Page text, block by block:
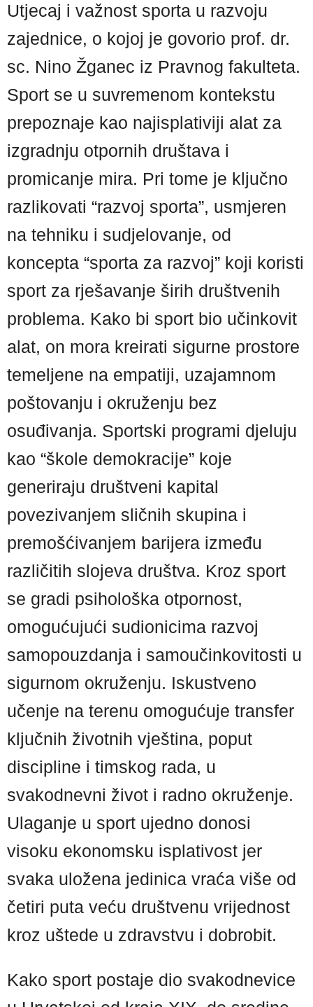
Utjecaj i važnost sporta u razvoju
zajednice, o kojoj je govorio prof. dr.
sc. Nino Žganec iz Pravnog fakulteta.
Sport se u suvremenom kontekstu
prepoznaje kao najisplativiji alat za
izgradnju otpornih društava i
promicanje mira. Pri tome je ključno
razlikovati “razvoj sporta”, usmjeren
na tehniku i sudjelovanje, od
koncepta “sporta za razvoj” koji koristi
sport za rješavanje širih društvenih
problema. Kako bi sport bio učinkovit
alat, on mora kreirati sigurne prostore
temeljene na empatiji, uzajamnom
poštovanju i okruženju bez
osuđivanja. Sportski programi djeluju
kao “škole demokracije” koje
generiraju društveni kapital
povezivanjem sličnih skupina i
premošćivanjem barijera između
različitih slojeva društva. Kroz sport
se gradi psihološka otpornost,
omogućujući sudionicima razvoj
samopouzdanja i samoučinkovitosti u
sigurnom okruženju. Iskustveno
učenje na terenu omogućuje transfer
ključnih životnih vještina, poput
discipline i timskog rada, u
svakodnevni život i radno okruženje.
Ulaganje u sport ujedno donosi
visoku ekonomsku isplativost jer
svaka uložena jedinica vraća više od
četiri puta veću društvenu vrijednost
kroz uštede u zdravstvu i dobrobit.
Kako sport postaje dio svakodnevice